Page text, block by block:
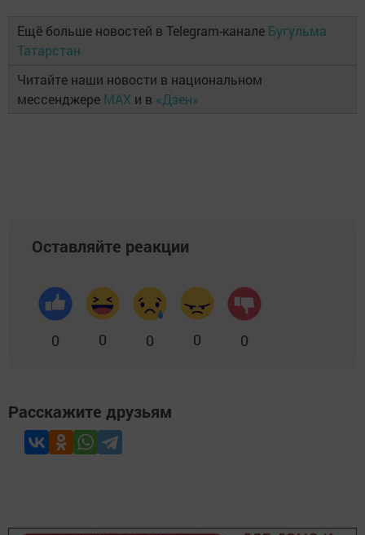
Ещё больше новостей в Telegram-канале Бугульма
Татарстан
Читайте наши новости в национальном
мессенджере MAX и в «Дзен»
Оставляйте реакции
0 0 0 0 0
Расскажите друзьям